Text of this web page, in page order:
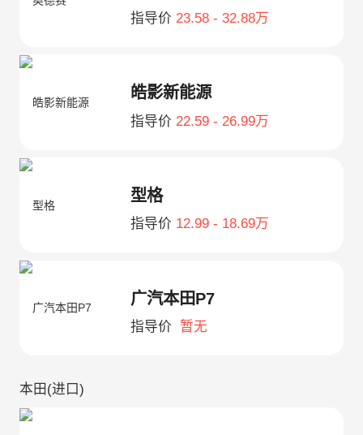
指导价 23.58 - 32.88万
皓影新能源
指导价 22.59 - 26.99万
型格
指导价 12.99 - 18.69万
广汽本田P7
指导价 暂无
本田(进口)